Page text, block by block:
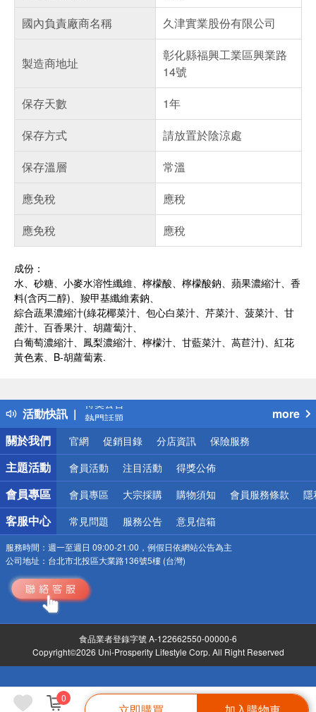
0
國內負責廠商名稱
久津實業股份有限公司
製造商地址
彰化縣福興工業區興業路
14號
保存天數
1年
保存方式
請放置於陰涼處
保存溫層
常溫
應免稅
應稅
應免稅
應稅
成份：
水、砂糖、小麥水溶性纖維、檸檬酸、檸檬酸鈉、蘋果濃縮汁、香
料(含丙二醇)、羧甲基纖維素鈉、
綜合蔬果濃縮汁(綠花椰菜汁、包心白菜汁、芹菜汁、菠菜汁、甘
蔗汁、百香果汁、胡蘿蔔汁、
白葡萄濃縮汁、鳳梨濃縮汁、檸檬汁、甘藍菜汁、萵苣汁)、紅花
黃色素、B-胡蘿蔔素.
活動快訊
得獎公告
熱門話題
銀行優惠
偏遠地區配送
詐騙網頁！請小心！
more
關於我們
官網 促銷目錄 分店資訊 保險服務
主題活動 會員活動 注目活動 得獎公佈
會員專區 會員專區 大宗採購 購物須知 會員服務條款 隱
客服中心 常見問題 服務公告 意見信箱
服務時間： 週一至週日 09:00-21:00，例假日依網站公告為主
公司地址： 台北市北投區大業路136號5樓 (台灣)
食品業者登錄字號 A-122662550-00000-6
Copyright©2026 Uni-Prosperity Lifestyle Corp. All Right Reserved